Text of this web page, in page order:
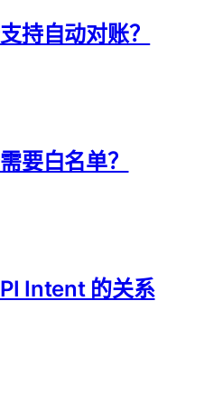
持自动对账？
要白名单？
Intent 的关系